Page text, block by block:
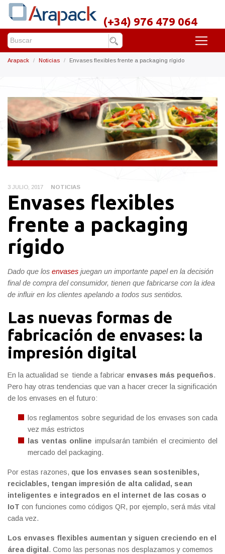
(+34) 976 479 064
Arapack Noticias Envases flexibles frente a packaging rígido
3 JULIO, 2017 NOTICIAS
Envases flexibles
frente a packaging
rígido
Dado que los envases juegan un importante papel en la decisión
final de compra del consumidor, tienen que fabricarse con la idea
de influir en los clientes apelando a todos sus sentidos.
Las nuevas formas de
fabricación de envases: la
impresión digital
En la actualidad se tiende a fabricar envases más pequeños.
Pero hay otras tendencias que van a hacer crecer la significación
de los envases en el futuro:
los reglamentos sobre seguridad de los envases son cada
vez más estrictos
las ventas online impulsarán también el crecimiento del
mercado del packaging.
Por estas razones, que los envases sean sostenibles,
reciclables, tengan impresión de alta calidad, sean
inteligentes e integrados en el internet de las cosas o
IoT con funciones como códigos QR, por ejemplo, será más vital
cada vez.
Los envases flexibles aumentan y siguen creciendo en el
área digital . Como las personas nos desplazamos y comemos